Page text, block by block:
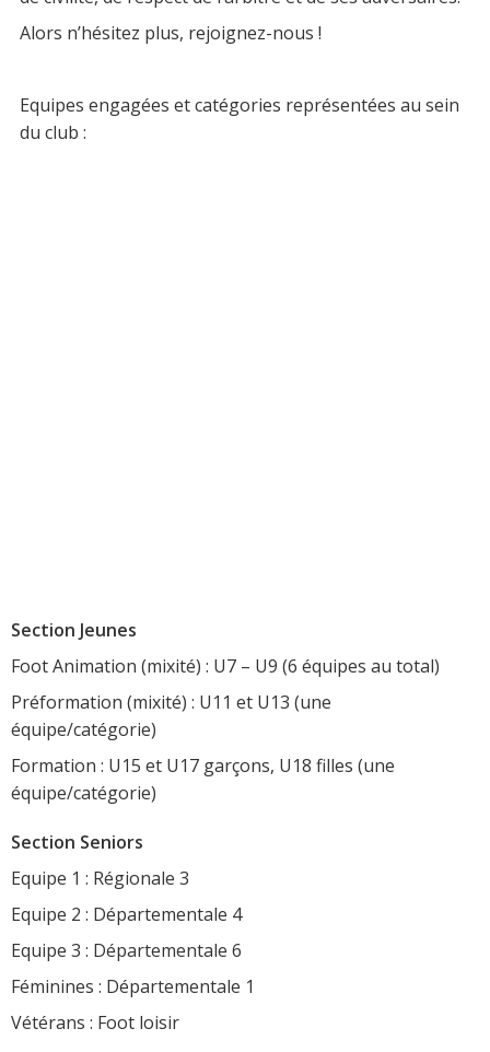
Alors n’hésitez plus, rejoignez-nous !
Equipes engagées et catégories représentées au sein
du club :
Section Jeunes
Foot Animation (mixité) : U7 – U9 (6 équipes au total)
Préformation (mixité) : U11 et U13 (une
équipe/catégorie)
Formation : U15 et U17 garçons, U18 filles (une
équipe/catégorie)
Section Seniors
Equipe 1 : Régionale 3
Equipe 2 : Départementale 4
Equipe 3 : Départementale 6
Féminines : Départementale 1
Vétérans : Foot loisir